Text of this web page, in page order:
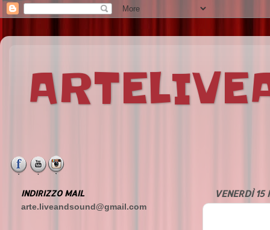
VENERDÌ
INDIRIZZO MAIL
arte.liveandsound@gmail.com